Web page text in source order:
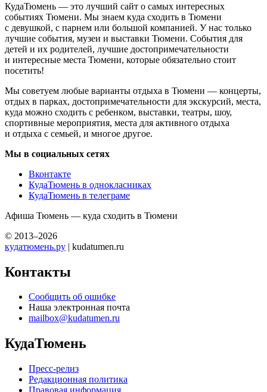
КудаТюмень — это лучший сайт о самых интересных
событиях Тюмени. Мы знаем куда сходить в Тюмени
с девушкой, с парнем или большой компанией. У нас только
лучшие события, музеи и выставки Тюмени. События для
детей и их родителей, лучшие достопримечательности
и интересные места Тюмени, которые обязательно стоит
посетить!
Мы советуем любые варианты отдыха в Тюмени — концерты,
отдых в парках, достопримечательности для экскурсий, места,
куда можно сходить с ребенком, выставки, театры, шоу,
спортивные мероприятия, места для активного отдыха
и отдыха с семьей, и многое другое.
Мы в социальных сетях
Вконтакте
КудаТюмень в однокласниках
КудаТюмень в телеграме
Афиша Тюмень — куда сходить в Тюмени
© 2013–2026
кудатюмень.ру | kudatumen.ru
Контакты
Сообщить об ошибке
Наша электронная почта
mailbox@kudatumen.ru
КудаТюмень
Пресс-релиз
Редакционная политика